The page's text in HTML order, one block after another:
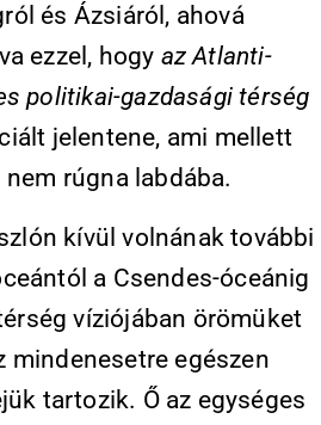
és Ázsiáról, ahová
ezzel, hogy az Atlanti-
politikai-gazdasági térség
jelentene, ami mellett
rúgna labdába.
kívül volnának további
a Csendes-óceánig
víziójában örömüket
mindenesetre egészen
tartozik. Ő az egységes